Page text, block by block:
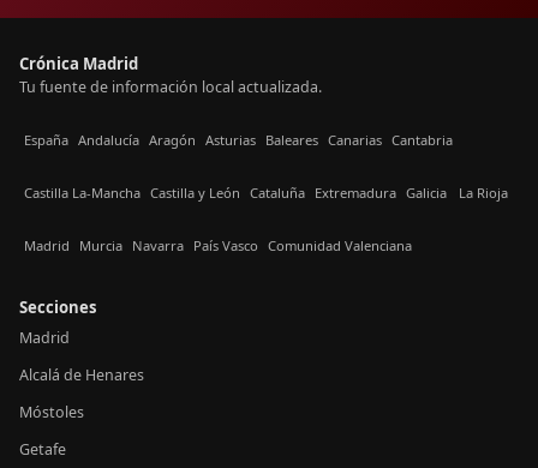
Crónica Madrid
Tu fuente de información local actualizada.
España Andalucía Aragón Asturias Baleares Canarias Cantabria
Castilla La-Mancha Castilla y León Cataluña Extremadura Galicia La Rioja
Madrid Murcia Navarra País Vasco Comunidad Valenciana
Secciones
Madrid
Alcalá de Henares
Móstoles
Getafe